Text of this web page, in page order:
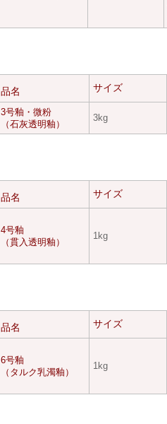
品名 サイズ
3号釉・微粉
（石灰透明釉）
3kg
品名 サイズ
4号釉
（貫入透明釉）
1kg
品名 サイズ
6号釉
（タルク乳濁釉）
1kg